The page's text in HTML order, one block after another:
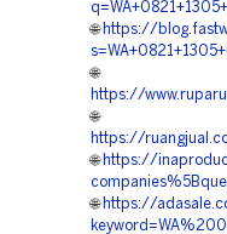
🌐 https://
🌐
https://
🌐
https://
🌐 https://
🌐 https://